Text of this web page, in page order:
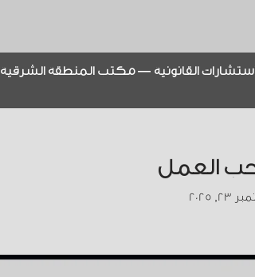
القانونية — مكتب المنطقة الشرقية
العمل
2025